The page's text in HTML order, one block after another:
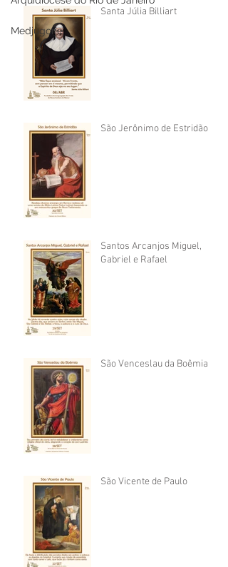
Medjugorje
Santa Júlia Billiart
São Jerônimo de Estridão
Santos Arcanjos Miguel,
Gabriel e Rafael
São Venceslau da Boêmia
São Vicente de Paulo